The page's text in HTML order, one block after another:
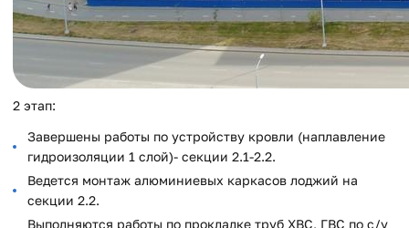
2 этап:
Завершены работы по устройству кровли (наплавление
гидроизоляции 1 слой)- секции 2.1-2.2.
Ведется монтаж алюминиевых каркасов лоджий на
секции 2.2.
Выполняются работы по прокладке труб ХВС, ГВС по с/у